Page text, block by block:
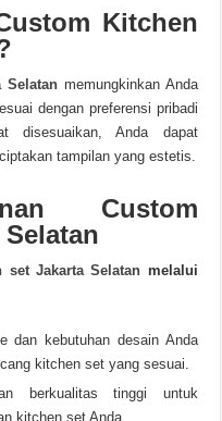
Kitchen
Selatanmemungkinkan Anda
dengan preferensi pribadi
disesuaikan, Anda dapat
tampilan yang estetis.
Custom
set Jakarta Selatan melalui
dan kebutuhan desain Anda
kitchen set yang sesuai.
berkualitas tinggi untuk
kitchen set Anda.